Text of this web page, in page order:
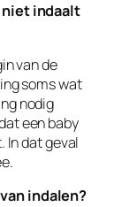
niet indaalt
van de
soms wat
nodig
een baby
In dat geval
indalen?